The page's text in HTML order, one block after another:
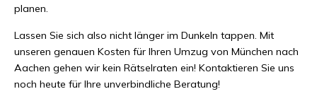
planen.
Lassen Sie sich also nicht länger im Dunkeln tappen. Mit
unseren genauen Kosten für Ihren Umzug von München nach
Aachen gehen wir kein Rätselraten ein! Kontaktieren Sie uns
noch heute für Ihre unverbindliche Beratung!